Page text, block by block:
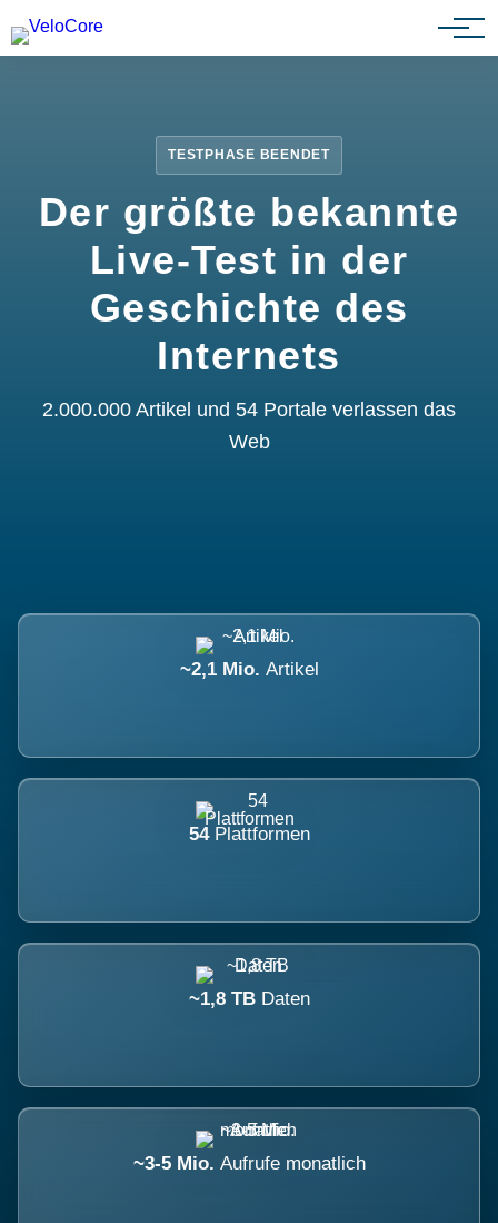
Partnerprogramm
TESTPHASE BEENDET
Der größte bekannte
Live-Test in der
Geschichte des
Internets
2.000.000 Artikel und 54 Portale verlassen das
Web
~2,1 Mio. Artikel
54 Plattformen
~1,8 TB Daten
~3-5 Mio. Aufrufe monatlich